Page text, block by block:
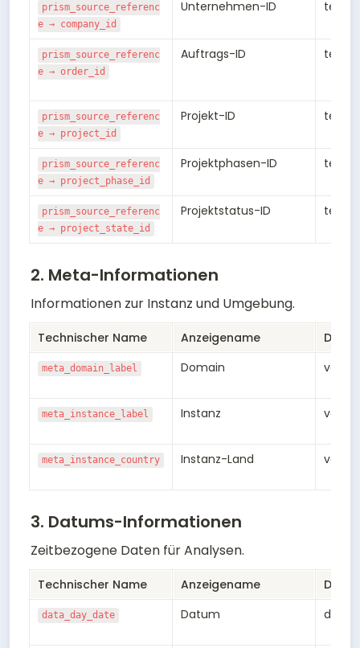
prism_source_referenc
e → company_id
Unternehmen-ID text
prism_source_referenc
e → order_id
Auftrags-ID text
prism_source_referenc
e → project_id
Projekt-ID text
prism_source_referenc
e → project_phase_id
Projektphasen-ID text
prism_source_referenc
e → project_state_id
Projektstatus-ID text
2. Meta-Informationen
Informationen zur Instanz und Umgebung.
Technischer Name Anzeigename
meta_domain_label Domain
meta_instance_label Instanz
meta_instance_country Instanz-Land
3. Datums-Informationen
Zeitbezogene Daten für Analysen.
Technischer Name Anzeigename
data_day_date Datum date